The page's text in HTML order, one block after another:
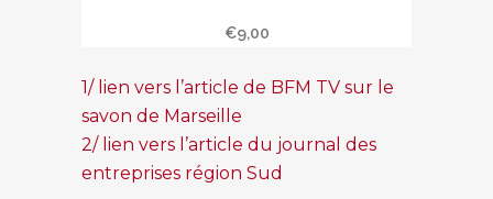
€9,00
1/ lien vers l’article de BFM TV sur le
savon de Marseille
2/ lien vers l’article du journal des
entreprises région Sud